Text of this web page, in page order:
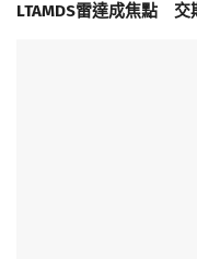
LTAMDS雷達成焦點 交